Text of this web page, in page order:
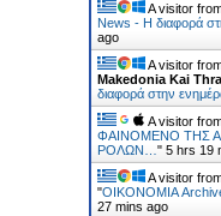
A visitor
News - Η διαφορά
ago
A visitor
Makedonia Kai
διαφορά στην
A visitor
ΦΑΙΝΟΜΕΝΟ ΤΗΣ
ΡΟΛΩΝ… " 5 hrs 19
A visitor
"ΟΙΚΟΝΟΜΙΑ
27 mins ago